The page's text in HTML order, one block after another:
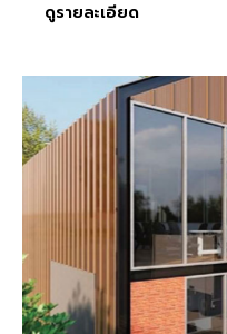
ดูรายละเอียด